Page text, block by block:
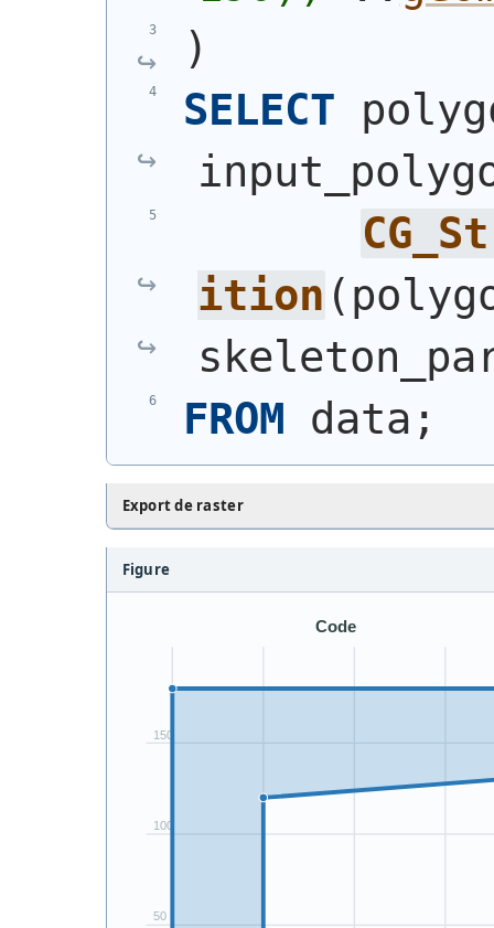
)
SELECT
ition (
FROM data;
Export de raster
Figure